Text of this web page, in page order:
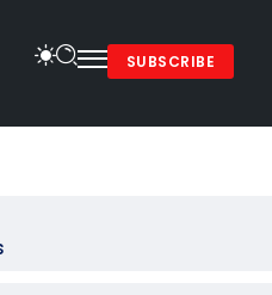
SUBSCRIBE